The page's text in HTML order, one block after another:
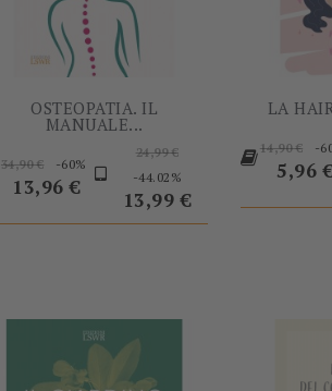
OSTEOPATIA. IL
MANUALE...
Prezzo
base
34,90 € -60%
Prezzo
13,96 €
Prezzo
base
24,99 €
-44.02%
Prezzo
13,99 €
LA
Prezzo
base
14,90 € -
5,96
-60%